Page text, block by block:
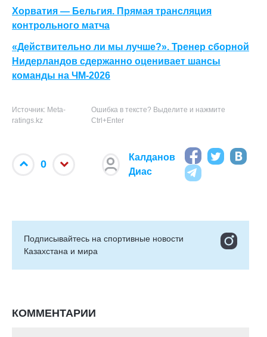
Хорватия — Бельгия. Прямая трансляция
контрольного матча
«Действительно ли мы лучше?». Тренер сборной
Нидерландов сдержанно оценивает шансы
команды на ЧМ-2026
Источник: Meta-
ratings.kz
Ошибка в тексте? Выделите и нажмите
Ctrl+Enter
0
Калданов
Диас
Подписывайтесь на cпортивные новости
Казахстана и мира
КОММЕНТАРИИ